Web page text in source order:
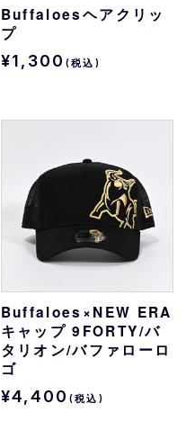
Buffaloesヘアクリッ
プ
¥1,300 (税込)
Buffaloes×NEW ERA
キャップ 9FORTY/バ
タリオン/バファローロ
ゴ
¥4,400 (税込)